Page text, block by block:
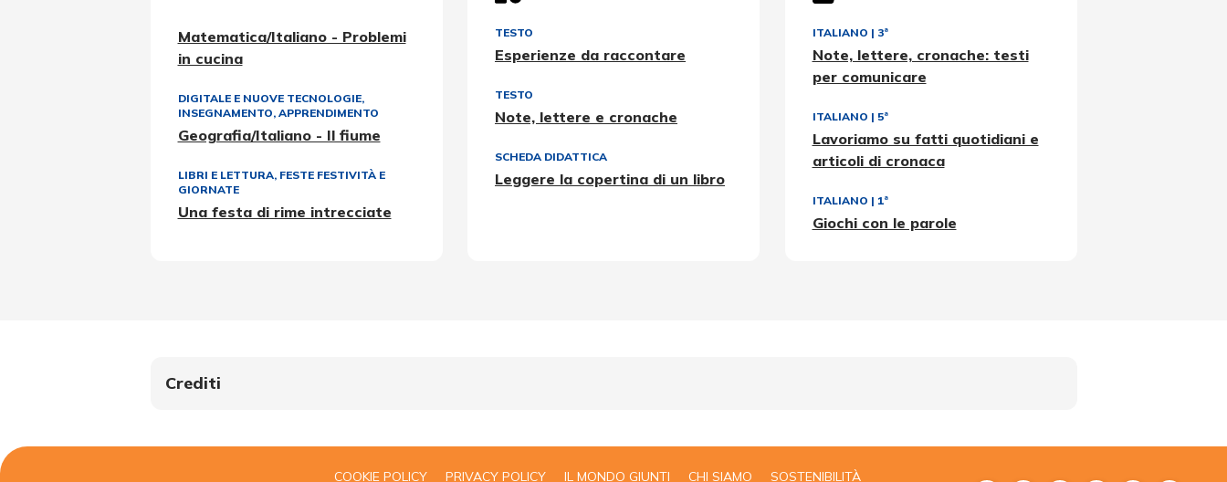
Matematica/Italiano - Problemi
in cucina
DIGITALE E NUOVE TECNOLOGIE,
INSEGNAMENTO, APPRENDIMENTO
Geografia/Italiano - Il fiume
LIBRI E LETTURA, FESTE FESTIVITÀ E
GIORNATE
Una festa di rime intrecciate
TESTO
Esperienze da raccontare
TESTO
Note, lettere e cronache
SCHEDA DIDATTICA
Leggere la copertina di un libro
ITALIANO | 3ª
Note, lettere, cronache: testi
per comunicare
ITALIANO | 5ª
Lavoriamo su fatti quotidiani e
articoli di cronaca
ITALIANO | 1ª
Giochi con le parole
Crediti
COOKIE POLICY PRIVACY POLICY IL MONDO GIUNTI CHI SIAMO SOSTENIBILITÀ